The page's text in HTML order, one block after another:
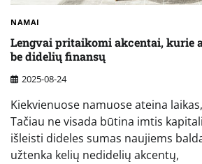
NAMAI
Lengvai pritaikomi akcentai, kurie
be didelių finansų
2025-08-24
Kiekvienuose namuose ateina
Tačiau ne visada būtina imtis
išleisti dideles sumas naujiems
užtenka kelių nedidelių akcentų,